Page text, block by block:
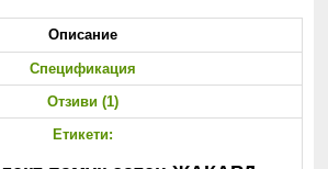
Описание
Спецификация
Отзиви (1)
Етикети: